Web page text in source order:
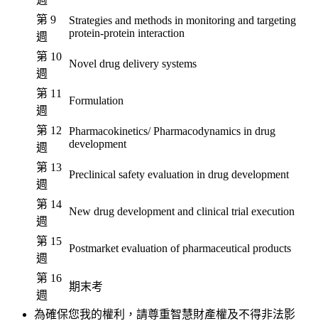
第 9
週
Strategies and methods in monitoring and targeting
protein-protein interaction
第 10
週
Novel drug delivery systems
第 11
週
Formulation
第 12
週
Pharmacokinetics/ Pharmacodynamics in drug
development
第 13
週
Preclinical safety evaluation in drug development
第 14
週
New drug development and clinical trial execution
第 15
週
Postmarket evaluation of pharmaceutical products
第 16
週
期末考
為確保您我的權利，請尊重智慧財產權及不得非法影